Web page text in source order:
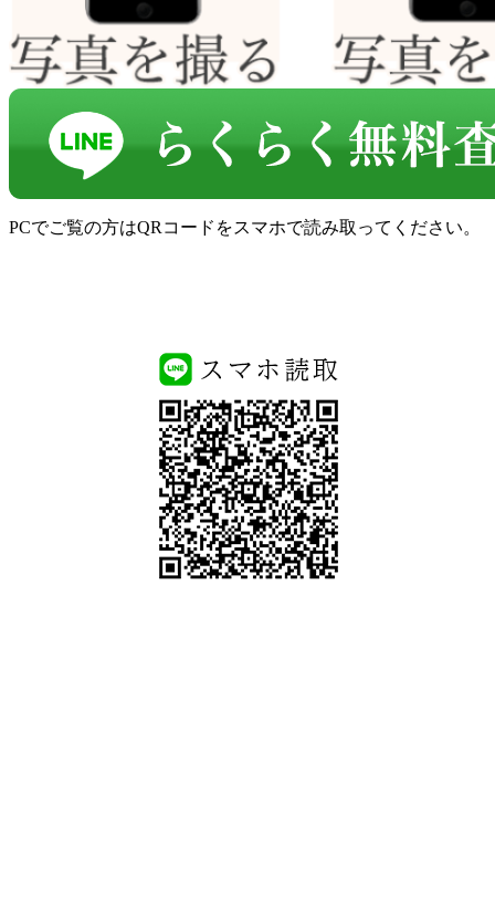
PCでご覧の方はQRコードをスマホで読み取ってください。